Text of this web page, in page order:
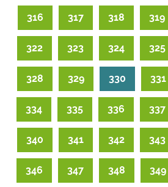
316 317 318 319
322 323 324 325
328 329 330 331
334 335 336 337
340 341 342 343
346 347 348 349